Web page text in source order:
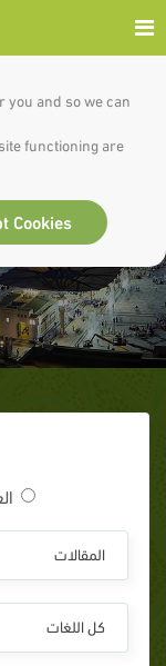
you and so we can
functioning are
Cookies
المقالات
كل اللغات